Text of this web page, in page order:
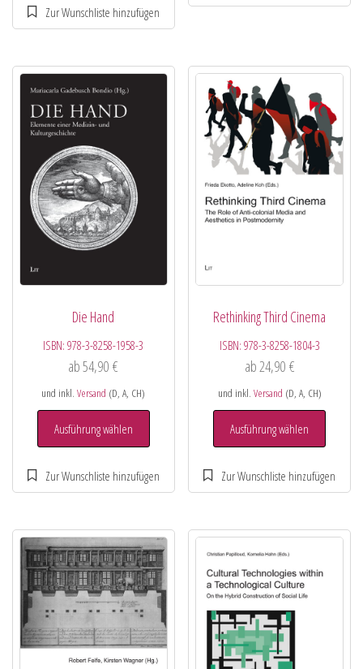
Die Hand
ISBN:978-3-8258-1958-3
ab54,90€
und inkl.Versand (D, A, CH)
Ausführung wählen
Rethinking Third Cinema
ISBN: 978-3-8258-1804-3
ab24,90 €
und inkl. Versand (D, A, CH)
Ausführung wählen